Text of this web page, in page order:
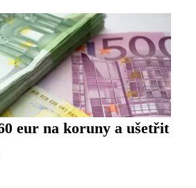
eur na koruny a ušetřit